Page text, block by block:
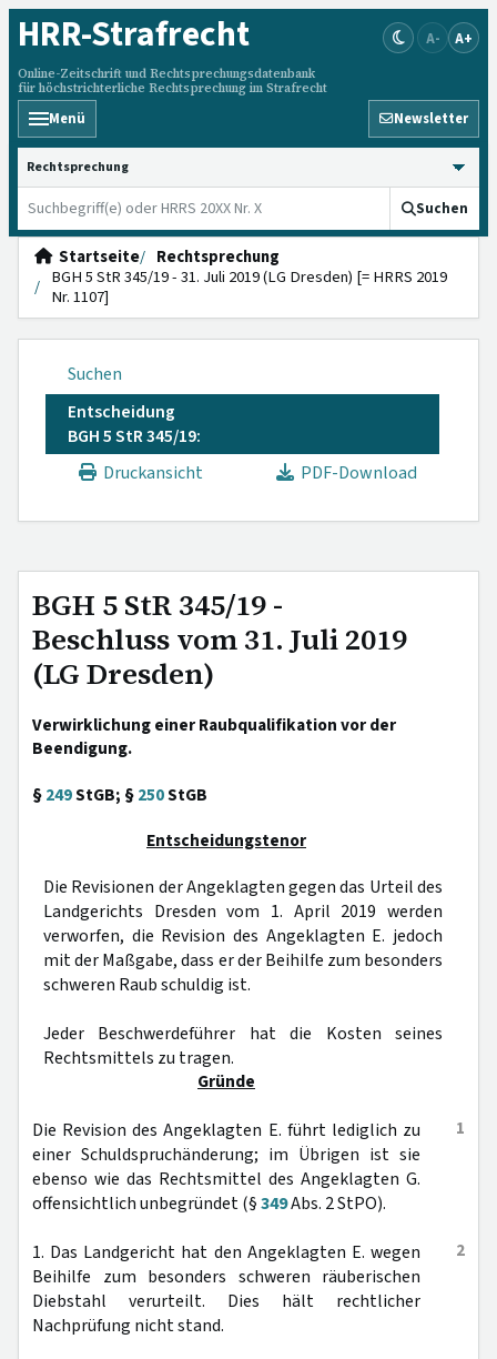
HRR-Strafrecht
Online-Zeitschrift und Rechtsprechungsdatenbank
für höchstrichterliche Rechtsprechung im Strafrecht
A- A+
Menü Newsletter
HRRS durchsuchen
Suchen
Startseite
Rechtsprechung
BGH 5 StR 345/19 - 31. Juli 2019 (LG Dresden) [= HRRS 2019
Nr. 1107]
Suchen
Entscheidung
BGH 5 StR 345/19:
Druckansicht
PDF-Download
BGH 5 StR 345/19 -
Beschluss vom 31. Juli 2019
(LG Dresden)
Verwirklichung einer Raubqualifikation vor der
Beendigung.
§249StGB; §250StGB
Entscheidungstenor
Die Revisionen der Angeklagten gegen das Urteil des
Landgerichts Dresden vom 1. April 2019 werden
verworfen, die Revision des Angeklagten E. jedoch
mit der Maßgabe, dass er der Beihilfe zum besonders
schweren Raub schuldig ist.
Jeder Beschwerdeführer hat die Kosten seines
Rechtsmittels zu tragen.
Gründe
1
Die Revision des Angeklagten E. führt lediglich zu
einer Schuldspruchänderung; im Übrigen ist sie
ebenso wie das Rechtsmittel des Angeklagten G.
offensichtlich unbegründet (§349Abs. 2 StPO).
2
1. Das Landgericht hat den Angeklagten E. wegen
Beihilfe zum besonders schweren räuberischen
Diebstahl verurteilt. Dies hält rechtlicher
Nachprüfung nicht stand.